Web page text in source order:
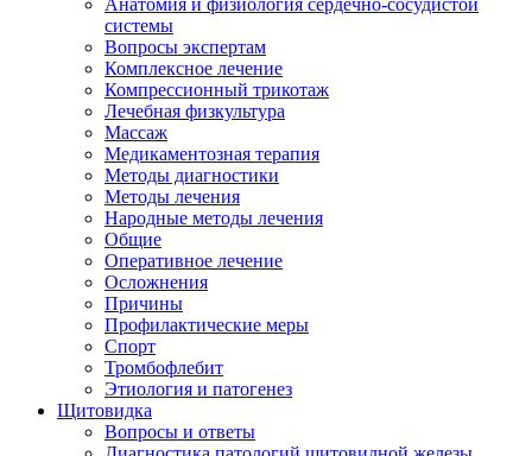
Анатомия и физиология сердечно-сосудистой
системы
Вопросы экспертам
Комплексное лечение
Компрессионный трикотаж
Лечебная физкультура
Массаж
Медикаментозная терапия
Методы диагностики
Методы лечения
Народные методы лечения
Общие
Оперативное лечение
Осложнения
Причины
Профилактические меры
Спорт
Тромбофлебит
Этиология и патогенез
Щитовидка
Вопросы и ответы